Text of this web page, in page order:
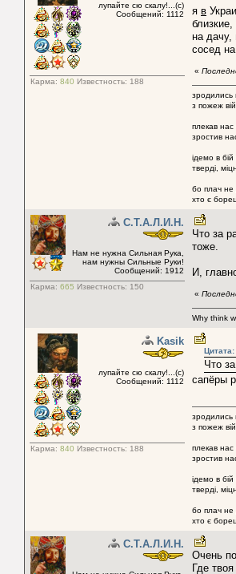
лупайте сю скалу!...(с)
Сообщений: 1112
Карма: 840 Известность: 188
я в
на дачу,
сосед
«
зродились
з пожеж
плекав
зростив
ідемо в
тверді,
бо плач не
хто є
С.Т.А.Л.И.Н.
Нам не нужна Сильная Рука,
нам нужны Сильные Руки!
Сообщений: 1912
Карма: 665 Известность: 150
Что за
тоже.
И,
«
Why think
Kasik
лупайте сю скалу!...(с)
Сообщений: 1112
Карма: 840 Известность: 188
Что
сапёры
зродились
з пожеж
плекав
зростив
ідемо в
тверді,
бо плач не
хто є
С.Т.А.Л.И.Н.
Очень
Где